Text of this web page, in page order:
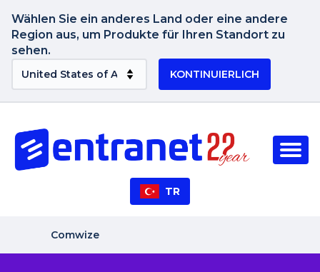
Wählen Sie ein anderes Land oder eine andere
Region aus, um Produkte für Ihren Standort zu
sehen.
KONTINUIERLICH
TR
Comwize